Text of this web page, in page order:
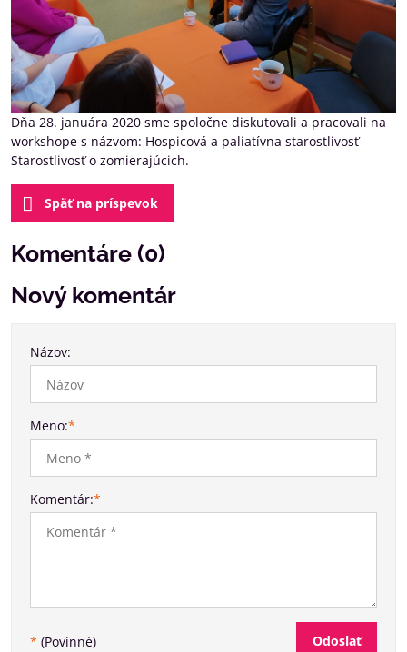
Dňa 28. januára 2020 sme spoločne diskutovali a pracovali na
workshope s názvom: Hospicová a paliatívna starostlivosť -
Starostlivosť o zomierajúcich.
Späť na príspevok
Komentáre (0)
Nový komentár
Názov:
Meno:*
Komentár:*
* (Povinné) Odoslať